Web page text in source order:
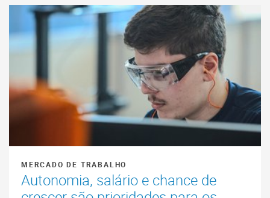
MERCADO DE TRABALHO
Autonomia, salário e chance de